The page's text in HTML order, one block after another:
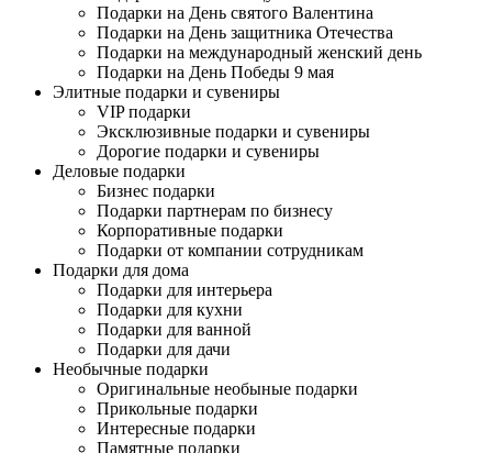
Подарки на День святого Валентина
Подарки на День защитника Отечества
Подарки на международный женский день
Подарки на День Победы 9 мая
Элитные подарки и сувениры
VIP подарки
Эксклюзивные подарки и сувениры
Дорогие подарки и сувениры
Деловые подарки
Бизнес подарки
Подарки партнерам по бизнесу
Корпоративные подарки
Подарки от компании сотрудникам
Подарки для дома
Подарки для интерьера
Подарки для кухни
Подарки для ванной
Подарки для дачи
Необычные подарки
Оригинальные необыные подарки
Прикольные подарки
Интересные подарки
Памятные подарки